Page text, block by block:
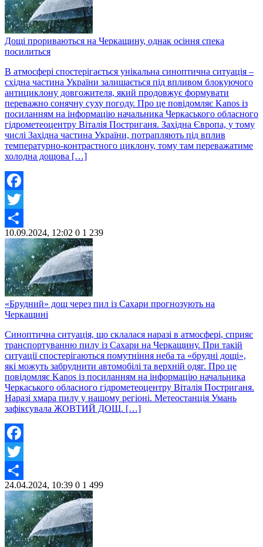
Дощі прориваються на Черкащину, однак осіння спека
посилиться
В атмосфері спостерігається унікальна синоптична ситуація –
східна частина України залишається під впливом блокуючого
антициклону довгожителя, який продовжує формувати
переважно сонячну суху погоду. Про це повідомляє Kanos із
посиланням на інформацію начальника Черкаського обласного
гідрометеоцентру Віталія Постриганя. Західна Європа, у тому
числі Західна частина України, потрапляють під вплив
температурно-контрастного циклону, тому там переважатиме
холодна дощова […]
Facebook
Twitter
Share
10.09.2024, 12:02 0 1 239
«Брудний» дощ через пил із Сахари прогнозують на
Черкащині
Синоптична ситуація, що склалася наразі в атмосфері, сприяє
транспортуванню пилу із Сахари на Черкащину. При такій
ситуації спостерігаються помутніння неба та «брудні дощі»,
які можуть забруднити автомобілі та верхній одяг. Про це
повідомляє Kanos із посиланням на інформацію начальника
Черкаського обласного гідрометеоцентру Віталія Постриганя.
Наразі хмара пилу у нашому регіоні. Метеостанція Умань
зафіксувала ЖОВТИЙ ДОЩ. […]
Facebook
Twitter
Share
24.04.2024, 10:39 0 1 499